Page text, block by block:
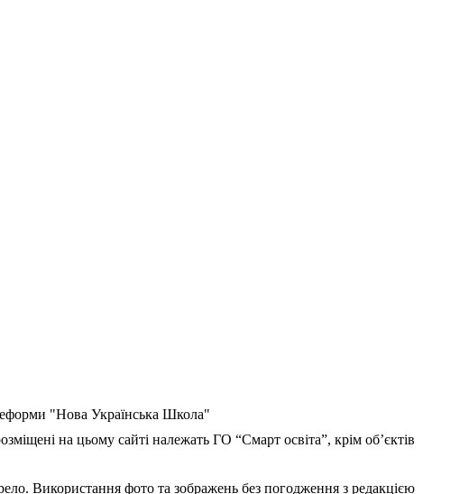
реформи "Нова Українська Школа"
на цьому сайті належать ГО “Смарт освіта”, крім об’єктів
Використання фото та зображень без погодження з редакцією